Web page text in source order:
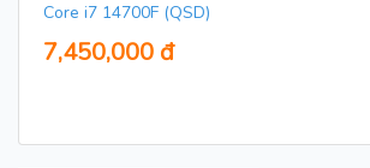
Core i7 14700F (QSD)
7,450,000 đ